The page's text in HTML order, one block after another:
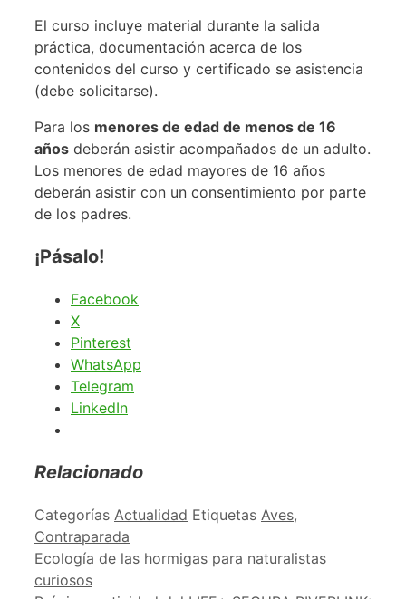
El curso incluye material durante la salida
práctica, documentación acerca de los
contenidos del curso y certificado se asistencia
(debe solicitarse).
Para los menores de edad de menos de 16
años deberán asistir acompañados de un adulto.
Los menores de edad mayores de 16 años
deberán asistir con un consentimiento por parte
de los padres.
¡Pásalo!
Facebook
X
Pinterest
WhatsApp
Telegram
LinkedIn
Relacionado
Categorías Actualidad Etiquetas Aves,
Contraparada
Ecología de las hormigas para naturalistas
curiosos